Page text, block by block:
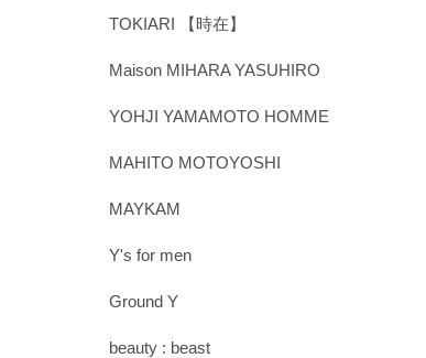
TOKIARI 【時在】
Maison MIHARA YASUHIRO
YOHJI YAMAMOTO HOMME
MAHITO MOTOYOSHI
MAYKAM
Y's for men
Ground Y
beauty : beast